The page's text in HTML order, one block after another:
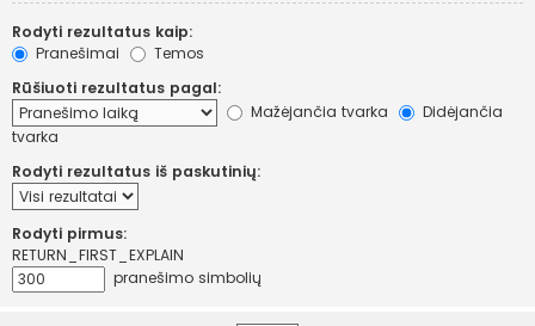
Rodyti rezultatus kaip:
Pranešimai
Temos
Rūšiuoti rezultatus pagal:
Mažėjančia tvarka
Didėjančia
tvarka
Rodyti rezultatus iš paskutinių:
Rodyti pirmus:
RETURN_FIRST_EXPLAIN
pranešimo simbolių